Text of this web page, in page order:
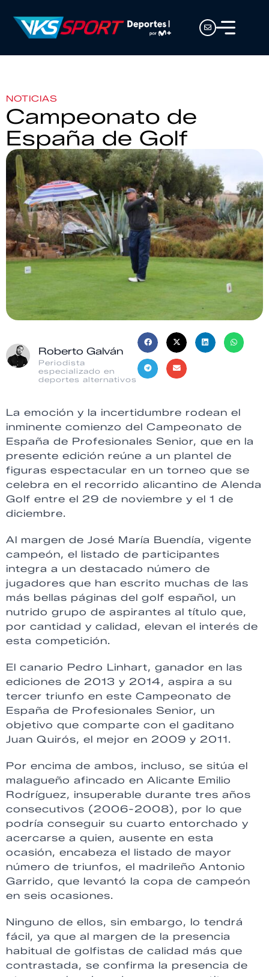
NOTICIAS
Campeonato de
España de Golf
Roberto Galván
Periodista
especializado en
deportes alternativos
La emoción y la incertidumbre rodean el
inminente comienzo del Campeonato de
España de Profesionales Senior, que en la
presente edición reúne a un plantel de
figuras espectacular en un torneo que se
celebra en el recorrido alicantino de Alenda
Golf entre el 29 de noviembre y el 1 de
diciembre.
Al margen de José María Buendía, vigente
campeón, el listado de participantes
integra a un destacado número de
jugadores que han escrito muchas de las
más bellas páginas del golf español, un
nutrido grupo de aspirantes al título que,
por cantidad y calidad, elevan el interés de
esta competición.
El canario Pedro Linhart, ganador en las
ediciones de 2013 y 2014, aspira a su
tercer triunfo en este Campeonato de
España de Profesionales Senior, un
objetivo que comparte con el gaditano
Juan Quirós, el mejor en 2009 y 2011.
Por encima de ambos, incluso, se sitúa el
malagueño afincado en Alicante Emilio
Rodríguez, insuperable durante tres años
consecutivos (2006-2008), por lo que
podría conseguir su cuarto entorchado y
acercarse a quien, ausente en esta
ocasión, encabeza el listado de mayor
número de triunfos, el madrileño Antonio
Garrido, que levantó la copa de campeón
en seis ocasiones.
Ninguno de ellos, sin embargo, lo tendrá
fácil, ya que al margen de la presencia
habitual de golfistas de calidad más que
contrastada, se confirma la presencia de